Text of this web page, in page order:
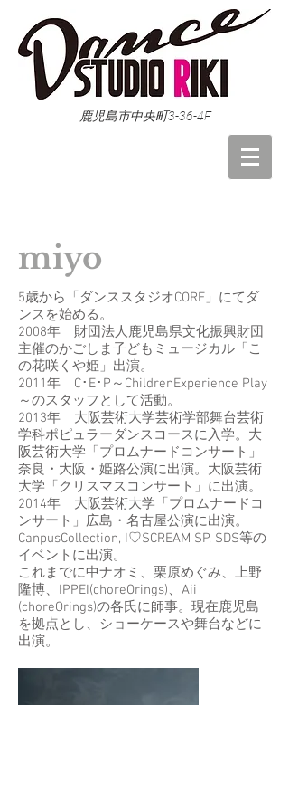
鹿児島市中央町3-36-4F
miyo
5歳から「ダンススタジオCORE」にてダ
ンスを始める。
2008年 財団法人鹿児島県文化振興財団
主催のかごしま子どもミュージカル「こ
の花咲くや姫」出演。
2011年 C･E･P～ChildrenExperience Play
～のスタッフとして活動。
2013年 大阪芸術大学芸術学部舞台芸術
学科ポピュラーダンスコースに入学。大
阪芸術大学「プロムナードコンサート」
奈良・大阪・姫路公演に出演。大阪芸術
大学「クリスマスコンサート」に出演。
2014年 大阪芸術大学「プロムナードコ
ンサート」広島・名古屋公演に出演。
CanpusCollection, I♡SCREAM SP, SDS等の
イベントに出演。
これまでに中ナオミ、栗原めぐみ、上野
隆博、IPPEI(choreOrings)、Aii
(choreOrings)の各氏に師事。現在鹿児島
を拠点とし、ショーケースや舞台などに
出演。